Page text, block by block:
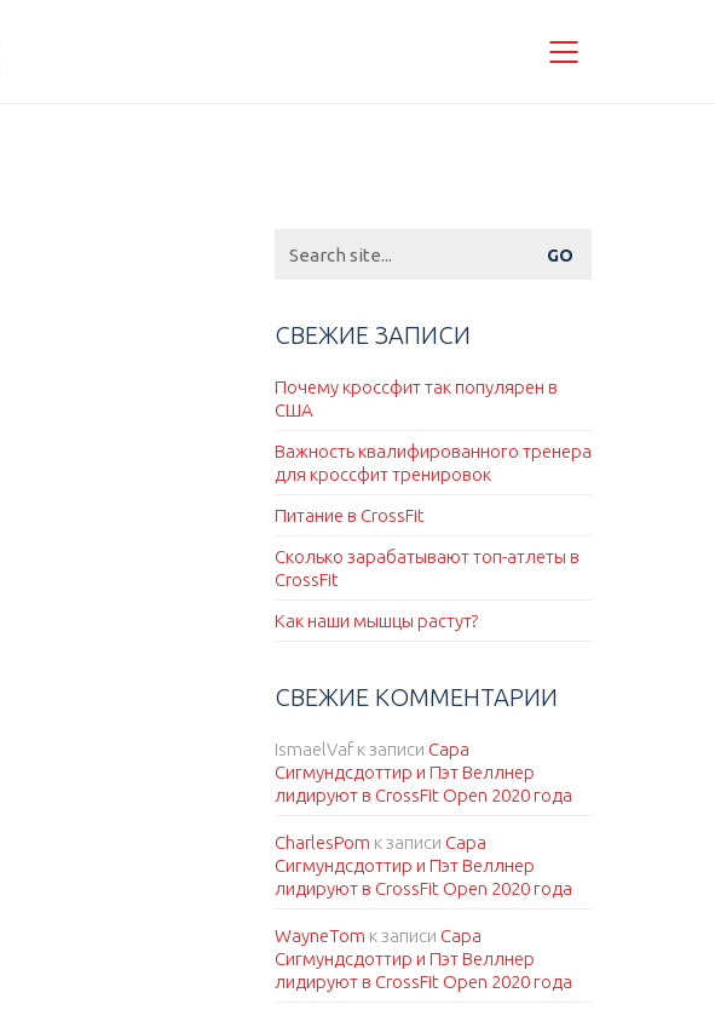
for:
СВЕЖИЕ ЗАПИСИ
Почему кроссфит так популярен в
США
Важность квалифированного тренера
для кроссфит тренировок
Питание в CrossFit
Сколько зарабатывают топ-атлеты в
CrossFit
Как наши мышцы растут?
СВЕЖИЕ КОММЕНТАРИИ
IsmaelVafк записи Сара
Сигмундсдоттир и Пэт Веллнер
лидируют в CrossFit Open 2020 года
CharlesPom к записи Сара
Сигмундсдоттир и Пэт Веллнер
лидируют в CrossFit Open 2020 года
WayneTom к записи Сара
Сигмундсдоттир и Пэт Веллнер
лидируют в CrossFit Open 2020 года